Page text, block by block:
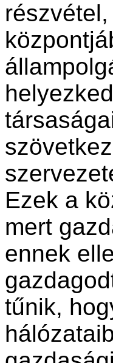
Ezek a
mert
ennek
tűnik,